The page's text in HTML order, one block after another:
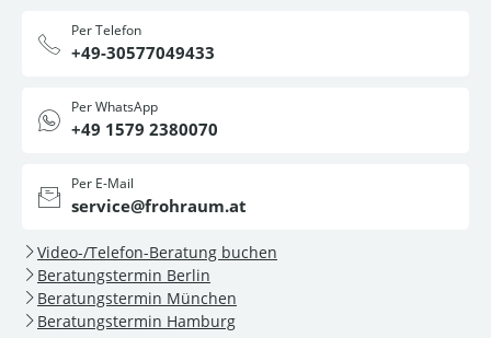
Per Telefon
+49-30577049433
Per WhatsApp
+49 1579 2380070
Per E-Mail
service@frohraum.at
Video-/Telefon-Beratung buchen
Beratungstermin Berlin
Beratungstermin München
Beratungstermin Hamburg